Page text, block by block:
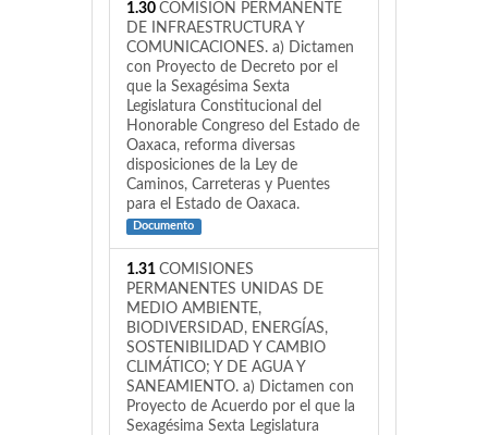
1.30 COMISIÓN PERMANENTE
DE INFRAESTRUCTURA Y
COMUNICACIONES. a) Dictamen
con Proyecto de Decreto por el
que la Sexagésima Sexta
Legislatura Constitucional del
Honorable Congreso del Estado de
Oaxaca, reforma diversas
disposiciones de la Ley de
Caminos, Carreteras y Puentes
para el Estado de Oaxaca.
Documento
1.31 COMISIONES
PERMANENTES UNIDAS DE
MEDIO AMBIENTE,
BIODIVERSIDAD, ENERGÍAS,
SOSTENIBILIDAD Y CAMBIO
CLIMÁTICO; Y DE AGUA Y
SANEAMIENTO. a) Dictamen con
Proyecto de Acuerdo por el que la
Sexagésima Sexta Legislatura